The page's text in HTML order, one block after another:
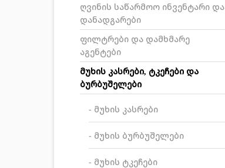
ღვინის საწარმოო ინვენტარი და
დანადგარები
ფილტრები და დამხმარე
აგენტები
მუხის კასრები, ტკეჩები და
ბურბუშელები
- მუხის კასრები
- მუხის ბურბუშელები
- მუხის ტკეჩები